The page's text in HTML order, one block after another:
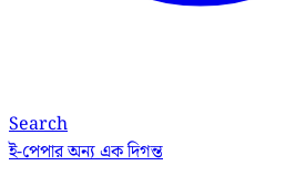
Search
ই-পেপারঅন্য এক দিগন্ত